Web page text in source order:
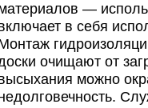
—
в себя
очищают от
можно